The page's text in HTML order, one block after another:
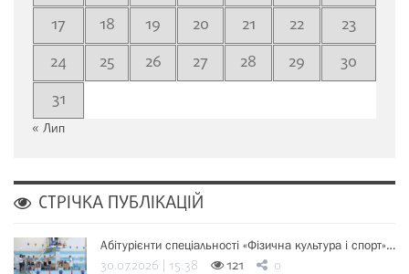
17
18 19 20 21 22
23
24
25 26 27 28 29
30
31
« Лип
СТРІЧКА ПУБЛІКАЦІЙ
Абітурієнти спеціальності «Фізична культура і спорт»…
30.07.2026 | 15:38 121 0